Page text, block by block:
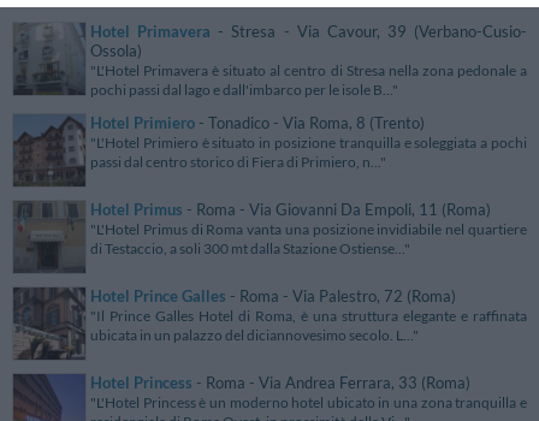
Hotel Primavera - Stresa - Via Cavour, 39 (Verbano-Cusio-
Ossola)
"L'Hotel Primavera è situato al centro di Stresa nella zona pedonale a
pochi passi dal lago e dall'imbarco per le isole B..."
Hotel Primiero - Tonadico - Via Roma, 8 (Trento)
"L'Hotel Primiero è situato in posizione tranquilla e soleggiata a pochi
passi dal centro storico di Fiera di Primiero, n..."
Hotel Primus - Roma - Via Giovanni Da Empoli, 11 (Roma)
"L'Hotel Primus di Roma vanta una posizione invidiabile nel quartiere
di Testaccio, a soli 300 mt dalla Stazione Ostiense..."
Hotel Prince Galles - Roma - Via Palestro, 72 (Roma)
"Il Prince Galles Hotel di Roma, è una struttura elegante e raffinata
ubicata in un palazzo del diciannovesimo secolo. L..."
Hotel Princess - Roma - Via Andrea Ferrara, 33 (Roma)
"L'Hotel Princess è un moderno hotel ubicato in una zona tranquilla e